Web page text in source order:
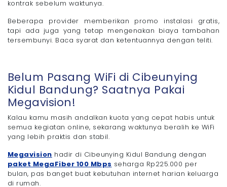
kontrak sebelum waktunya.
Beberapa provider memberikan promo instalasi gratis,
tapi ada juga yang tetap mengenakan biaya tambahan
tersembunyi. Baca syarat dan ketentuannya dengan teliti.
Belum Pasang WiFi di Cibeunying
Kidul Bandung? Saatnya Pakai
Megavision!
Kalau kamu masih andalkan kuota yang cepat habis untuk
semua kegiatan online, sekarang waktunya beralih ke WiFi
yang lebih praktis dan stabil.
Megavision hadir di Cibeunying Kidul Bandung dengan
paket MegaFiber 100 Mbps seharga Rp225.000 per
bulan, pas banget buat kebutuhan internet harian keluarga
di rumah.